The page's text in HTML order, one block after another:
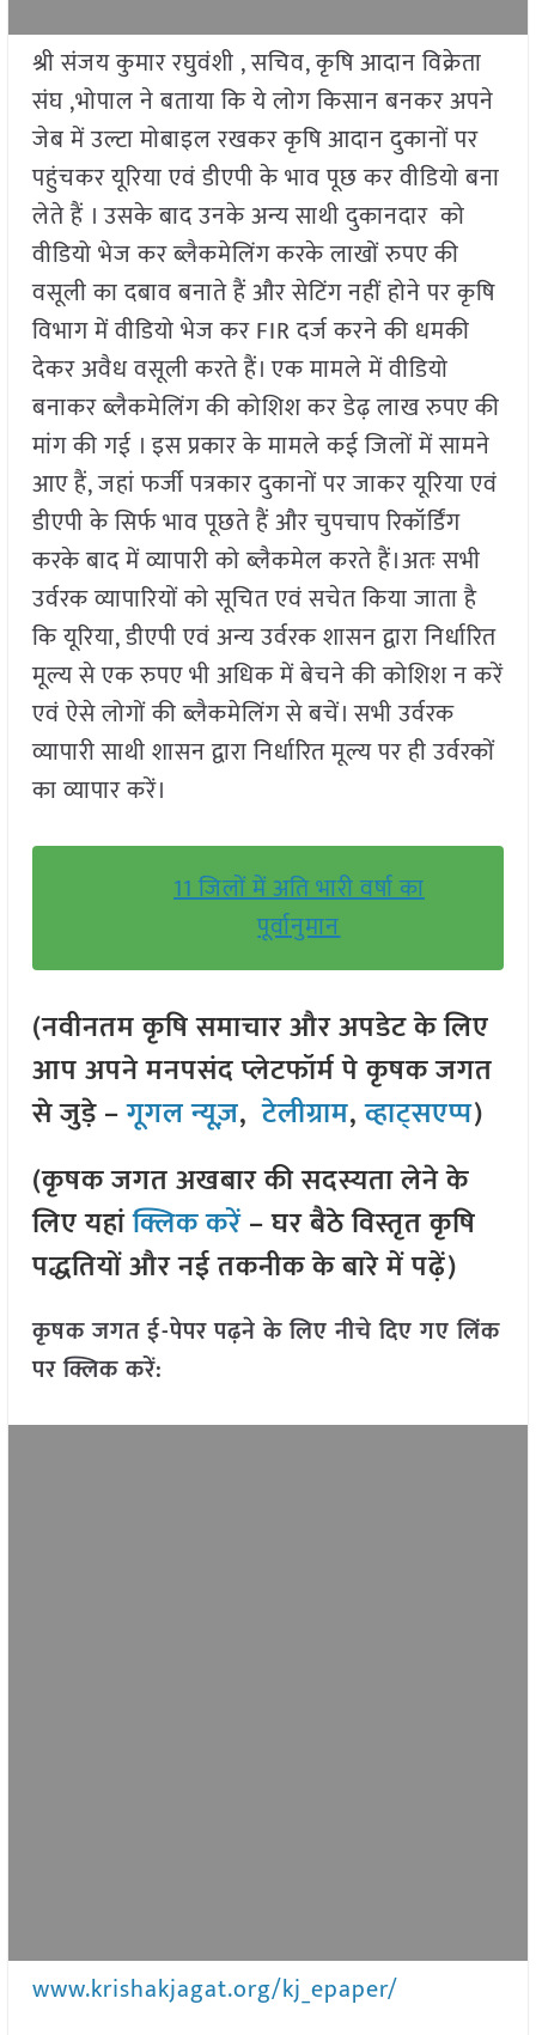
श्री संजय कुमार रघुवंशी , सचिव, कृषि आदान विक्रेता
संघ ,भोपाल ने बताया कि ये लोग किसान बनकर अपने
जेब में उल्टा मोबाइल रखकर कृषि आदान दुकानों पर
पहुंचकर यूरिया एवं डीएपी के भाव पूछ कर वीडियो बना
लेते हैं । उसके बाद उनके अन्य साथी दुकानदार को
वीडियो भेज कर ब्लैकमेलिंग करके लाखों रुपए की
वसूली का दबाव बनाते हैं और सेटिंग नहीं होने पर कृषि
विभाग में वीडियो भेज कर FIR दर्ज करने की धमकी
देकर अवैध वसूली करते हैं। एक मामले में वीडियो
बनाकर ब्लैकमेलिंग की कोशिश कर डेढ़ लाख रुपए की
मांग की गई । इस प्रकार के मामले कई जिलों में सामने
आए हैं, जहां फर्जी पत्रकार दुकानों पर जाकर यूरिया एवं
डीएपी के सिर्फ भाव पूछते हैं और चुपचाप रिकॉर्डिंग
करके बाद में व्यापारी को ब्लैकमेल करते हैं।अतः सभी
उर्वरक व्यापारियों को सूचित एवं सचेत किया जाता है
कि यूरिया, डीएपी एवं अन्य उर्वरक शासन द्वारा निर्धारित
मूल्य से एक रुपए भी अधिक में बेचने की कोशिश न करें
एवं ऐसे लोगों की ब्लैकमेलिंग से बचें। सभी उर्वरक
व्यापारी साथी शासन द्वारा निर्धारित मूल्य पर ही उर्वरकों
का व्यापार करें।
11 जिलों में अति भारी वर्षा का
पूर्वानुमान
(नवीनतम कृषि समाचार और अपडेट के लिए
आप अपने मनपसंद प्लेटफॉर्म पे कृषक जगत
से जुड़े –गूगल न्यूज़,टेलीग्राम,व्हाट्सएप्प)
(कृषक जगत अखबार की सदस्यता लेने के
लिए यहांक्लिक करें– घर बैठे विस्तृत कृषि
पद्धतियों और नई तकनीक के बारे में पढ़ें)
कृषक जगत ई-पेपर पढ़ने के लिए नीचे दिए गए लिंक
पर क्लिक करें:
www.krishakjagat.org/kj_epaper/